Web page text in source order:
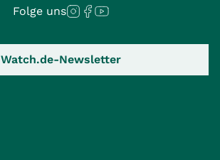
Folge uns
Watch.de-Newsletter